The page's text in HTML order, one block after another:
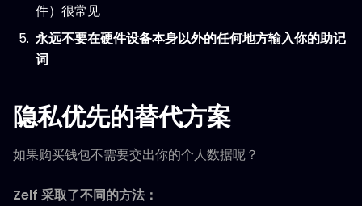
件）很常见
永远不要在硬件设备本身以外的任何地方输入你的助记
词
隐私优先的替代方案
如果购买钱包不需要交出你的个人数据呢？
Zelf 采取了不同的方法：